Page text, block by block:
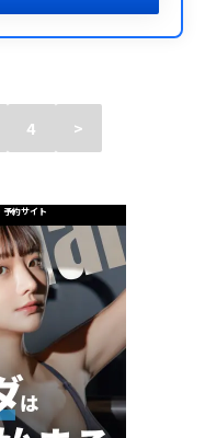
4 >
予約サイト